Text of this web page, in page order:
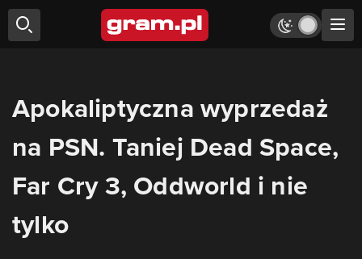
Apokaliptyczna wyprzedaż
na PSN. Taniej Dead Space,
Far Cry 3, Oddworld i nie
tylko